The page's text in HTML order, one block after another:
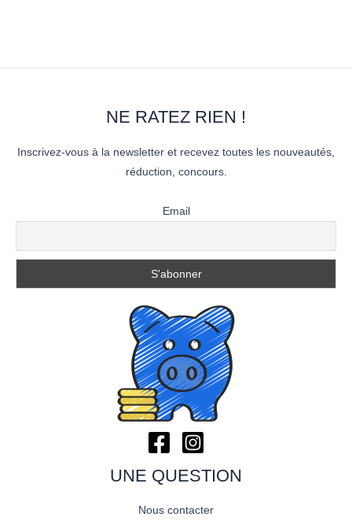
NE RATEZ RIEN !
Inscrivez-vous à la newsletter et recevez toutes les nouveautés,
réduction, concours.
Email
UNE QUESTION
Nous contacter